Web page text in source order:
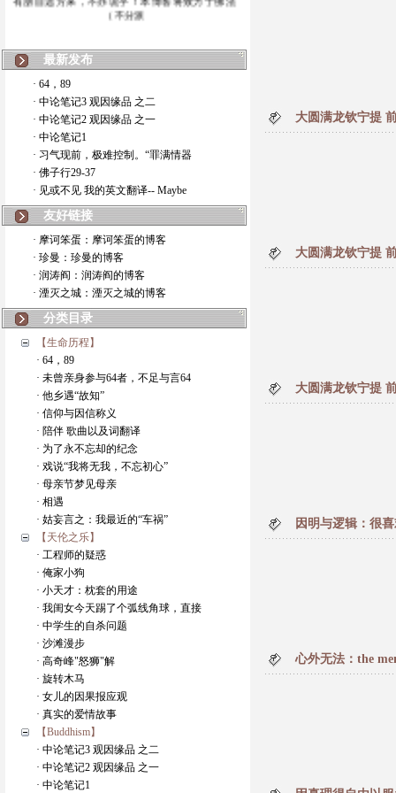
（不分派
最新发布
· 64，89
· 中论笔记3 观因缘品 之二
· 中论笔记2 观因缘品 之一
· 中论笔记1
· 习气现前，极难控制。“罪满情器
· 佛子行29-37
· 见或不见 我的英文翻译-- Maybe
友好链接
· 摩诃笨蛋：摩诃笨蛋的博客
· 珍曼：珍曼的博客
· 润涛阎：润涛阎的博客
· 湮灭之城：湮灭之城的博客
分类目录
【生命历程】
· 64，89
· 未曾亲身参与64者，不足与言64
· 他乡遇“故知”
· 信仰与因信称义
· 陪伴 歌曲以及词翻译
· 为了永不忘却的纪念
· 戏说“我将无我，不忘初心”
· 母亲节梦见母亲
· 相遇
· 姑妄言之：我最近的“车祸”
【天伦之乐】
· 工程师的疑惑
· 俺家小狗
· 小天才：枕套的用途
· 我闺女今天踢了个弧线角球，直接
· 中学生的自杀问题
· 沙滩漫步
· 高奇峰"怒狮"解
· 旋转木马
· 女儿的因果报应观
· 真实的爱情故事
【Buddhism】
· 中论笔记3 观因缘品 之二
· 中论笔记2 观因缘品 之一
· 中论笔记1
大圆满龙钦宁提
大圆满龙钦宁提
大圆满龙钦宁提
因明与逻辑：很
心外无法：the